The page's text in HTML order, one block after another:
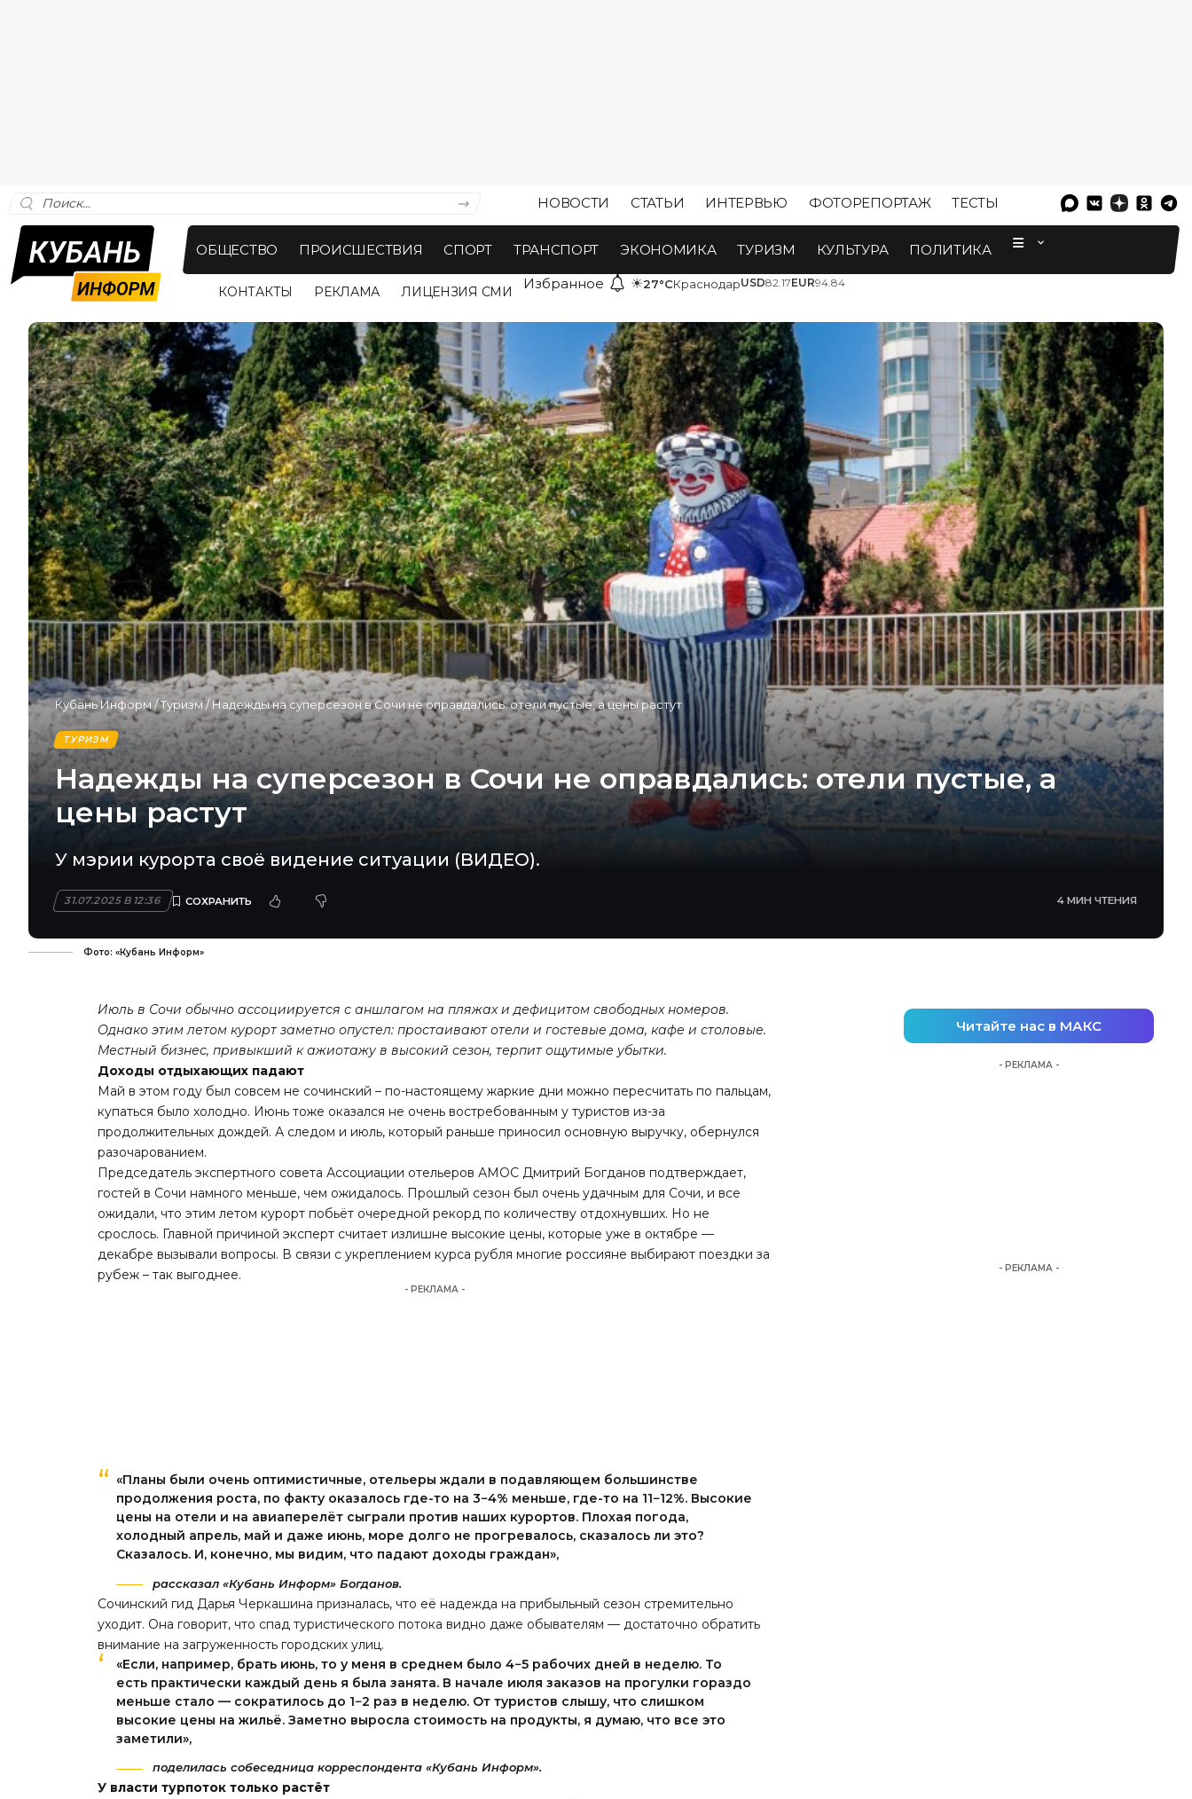
НОВОСТИ СТАТЬИ ИНТЕРВЬЮ ФОТОРЕПОРТАЖ ТЕСТЫ
ОБЩЕСТВО ПРОИСШЕСТВИЯ СПОРТ ТРАНСПОРТ ЭКОНОМИКА ТУРИЗМ КУЛЬТУРА ПОЛИТИКА
КОНТАКТЫ РЕКЛАМА ЛИЦЕНЗИЯ СМИ Избранное ☀27°CКраснодарUSD82.17EUR94.84
Кубань Информ/Туризм/Надежды на суперсезон в Сочи не оправдались: отели пустые, а цены растут
ТУРИЗМ
Надежды на суперсезон в Сочи не оправдались: отели пустые, а
цены растут
У мэрии курорта своё видение ситуации (ВИДЕО).
31.07.2025 В 12:36 4 МИН ЧТЕНИЯ
Фото: «Кубань Информ»
Июль в Сочи обычно ассоциируется с аншлагом на пляжах и дефицитом свободных номеров.
Однако этим летом курорт заметно опустел: простаивают отели и гостевые дома, кафе и столовые.
Местный бизнес, привыкший к ажиотажу в высокий сезон, терпит ощутимые убытки.
Доходы отдыхающих падают
Май в этом году был совсем не сочинский – по-настоящему жаркие дни можно пересчитать по пальцам,
купаться было холодно. Июнь тоже оказался не очень востребованным у туристов из-за
продолжительных дождей. А следом и июль, который раньше приносил основную выручку, обернулся
разочарованием.
Председатель экспертного совета Ассоциации отельеров АМОС Дмитрий Богданов подтверждает,
гостей в Сочи намного меньше, чем ожидалось. Прошлый сезон был очень удачным для Сочи, и все
ожидали, что этим летом курорт побьёт очередной рекорд по количеству отдохнувших. Но не
срослось. Главной причиной эксперт считает излишне высокие цены, которые уже в октябре —
декабре вызывали вопросы. В связи с укреплением курса рубля многие россияне выбирают поездки за
рубеж – так выгоднее.
- РЕКЛАМА -
«Планы были очень оптимистичные, отельеры ждали в подавляющем большинстве
продолжения роста, по факту оказалось где-то на 3−4% меньше, где-то на 11−12%. Высокие
цены на отели и на авиаперелёт сыграли против наших курортов. Плохая погода,
холодный апрель, май и даже июнь, море долго не прогревалось, сказалось ли это?
Сказалось. И, конечно, мы видим, что падают доходы граждан»,
рассказал «Кубань Информ» Богданов.
Сочинский гид Дарья Черкашина призналась, что её надежда на прибыльный сезон стремительно
уходит. Она говорит, что спад туристического потока видно даже обывателям — достаточно обратить
внимание на загруженность городских улиц.
«Если, например, брать июнь, то у меня в среднем было 4−5 рабочих дней в неделю. То
есть практически каждый день я была занята. В начале июля заказов на прогулки гораздо
меньше стало — сократилось до 1−2 раз в неделю. От туристов слышу, что слишком
высокие цены на жильё. Заметно выросла стоимость на продукты, я думаю, что все это
заметили»,
поделилась собеседница корреспондента «Кубань Информ».
У власти турпоток только растёт
Читайте нас в МАКС
- РЕКЛАМА -
- РЕКЛАМА -